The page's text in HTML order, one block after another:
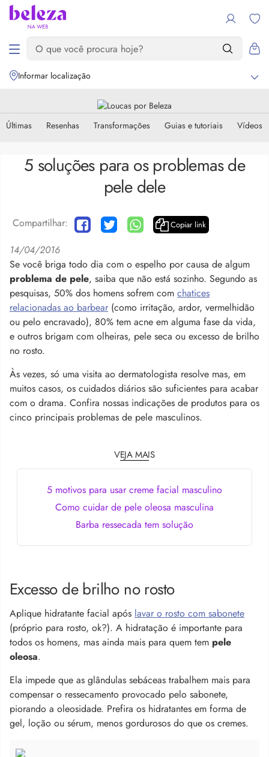
Informar localização
Últimas Resenhas Transformações Guias e tutoriais Vídeos
5 soluções para os problemas de
pele dele
Compartilhar: Copiar link
14/04/2016
Se você briga todo dia com o espelho por causa de algum
problema de pele, saiba que não está sozinho. Segundo as
pesquisas, 50% dos homens sofrem com chatices
relacionadas ao barbear (como irritação, ardor, vermelhidão
ou pelo encravado), 80% tem acne em alguma fase da vida,
e outros brigam com olheiras, pele seca ou excesso de brilho
no rosto.
Às vezes, só uma visita ao dermatologista resolve mas, em
muitos casos, os cuidados diários são suficientes para acabar
com o drama. Confira nossas indicações de produtos para os
cinco principais problemas de pele masculinos.
VEJA MAIS
5 motivos para usar creme facial masculino
Como cuidar de pele oleosa masculina
Barba ressecada tem solução
Excesso de brilho no rosto
Aplique hidratante facial após lavar o rosto com sabonete
(próprio para rosto, ok?). A hidratação é importante para
todos os homens, mas ainda mais para quem tem pele
oleosa.
Ela impede que as glândulas sebáceas trabalhem mais para
compensar o ressecamento provocado pelo sabonete,
piorando a oleosidade. Prefira os hidratantes em forma de
gel, loção ou sérum, menos gordurosos do que os cremes.